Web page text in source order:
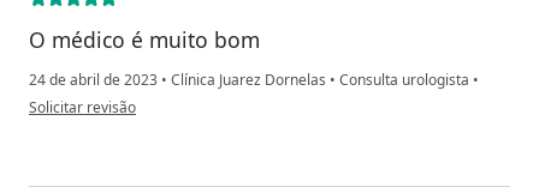
O médico é muito bom
24 de abril de 2023 • Clínica Juarez Dornelas • Consulta urologista •
na opinião do utilizador Ozimar Alexandre da silva
Solicitar revisão